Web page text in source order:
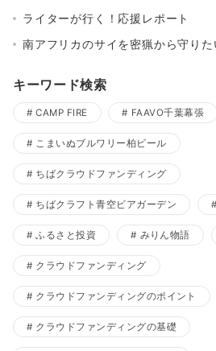
ライターが行く！応援レポート
南アフリカのサイを密猟から守りた
キーワード検索
CAMP FIRE FAAVO千葉幕張
こまいぬブルワリー柏ビール
ちばクラウドファンディング
ちばクラフト青空ビアガーデン
ふるさと投資 みりん物語
クラウドファンディング
クラウドファンディングのポイント
クラウドファンディングの基礎